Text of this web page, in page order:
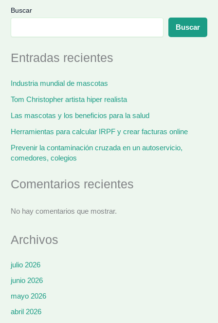
Buscar
Buscar
Entradas recientes
Industria mundial de mascotas
Tom Christopher artista hiper realista
Las mascotas y los beneficios para la salud
Herramientas para calcular IRPF y crear facturas online
Prevenir la contaminación cruzada en un autoservicio,
comedores, colegios
Comentarios recientes
No hay comentarios que mostrar.
Archivos
julio 2026
junio 2026
mayo 2026
abril 2026